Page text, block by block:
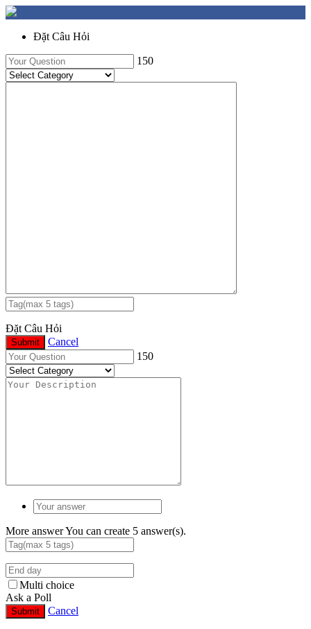
Đặt Câu Hỏi
150
Đặt Câu Hỏi
Submit
Cancel
150
More answerYou can create 5 answer(s).
Multi choice
Ask a Poll
Submit Cancel